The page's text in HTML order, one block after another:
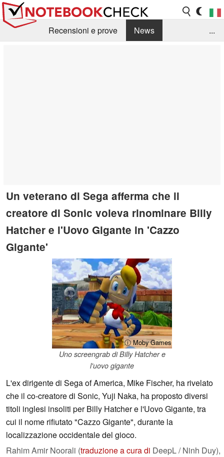
Recensioni e prove
News
...
Un veterano di Sega afferma che il
creatore di Sonic voleva rinominare Billy
Hatcher e l'Uovo Gigante in 'Cazzo
Gigante'
ⓘ Moby Games
Uno screengrab di Billy Hatcher e
l'uovo gigante
L'ex dirigente di Sega of America, Mike Fischer, ha rivelato
che il co-creatore di Sonic, Yuji Naka, ha proposto diversi
titoli inglesi insoliti per Billy Hatcher e l'Uovo Gigante, tra
cui il nome rifiutato "Cazzo Gigante", durante la
localizzazione occidentale del gioco.
Rahim Amir Noorali (traduzione a cura di DeepL / Ninh Duy),